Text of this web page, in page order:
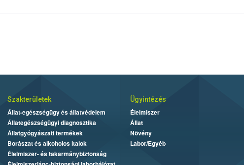
Szakterületek
Állat-egészségügy és állatvédelem
Állategészségügyi diagnosztika
Állatgyógyászati termékek
Borászat és alkoholos italok
Élelmiszer- és takarmánybiztonság
Ügyintézés
Élelmiszer
Állat
Növény
Labor/Egyéb